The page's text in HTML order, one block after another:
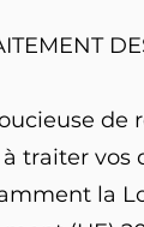
à traiter
la